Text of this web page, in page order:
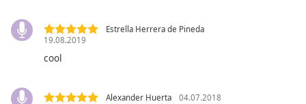
Beginning
Estrella Herrera de Pineda
19.08.2019
cool
Alexander Huerta 04.07.2018